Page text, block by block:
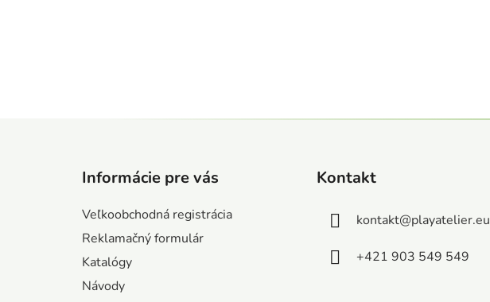
Informácie pre vás
Veľkoobchodná registrácia
Reklamačný formulár
Katalógy
Návody
Kontakt
kontakt@playatelier.eu
+421 903 549 549